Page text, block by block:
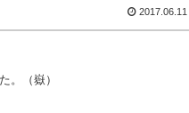
2017.06.11
。（嶽）